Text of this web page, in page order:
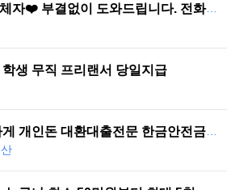
❤️무직자/저신용/연체자❤️ 부결없이 도와드립니다. 전화한통으로 당일즉시…
생 무직 프리랜서 당일지급